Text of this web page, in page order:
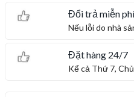
Đổi trả miễn
Nếu lỗi do nhà
Đặt hàng 24/7
Kể cả Thứ 7,